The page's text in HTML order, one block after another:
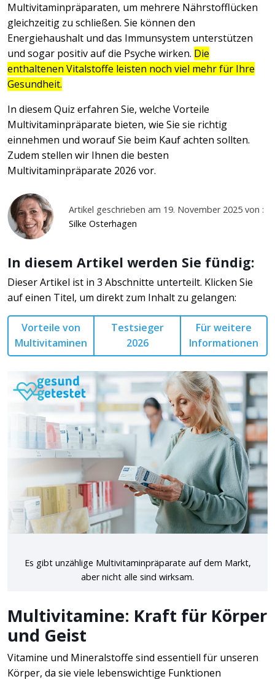
Multivitaminpräparaten, um mehrere Nährstofflücken
gleichzeitig zu schließen. Sie können den
Energiehaushalt und das Immunsystem unterstützen
und sogar positiv auf die Psyche wirken. Die
enthaltenen Vitalstoffe leisten noch viel mehr für Ihre
Gesundheit.
In diesem Quiz erfahren Sie, welche Vorteile
Multivitaminpräparate bieten, wie Sie sie richtig
einnehmen und worauf Sie beim Kauf achten sollten.
Zudem stellen wir Ihnen die besten
Multivitaminpräparate 2026 vor.
Artikel geschrieben am 19. November 2025 von :
Silke Osterhagen
In diesem Artikel werden Sie fündig:
Dieser Artikel ist in 3 Abschnitte unterteilt. Klicken Sie
auf einen Titel, um direkt zum Inhalt zu gelangen:
Vorteile von
Multivitaminen
Testsieger
2026
Für weitere
Informationen
Es gibt unzählige Multivitaminpräparate auf dem Markt,
aber nicht alle sind wirksam.
Multivitamine: Kraft für Körper
und Geist
Vitamine und Mineralstoffe sind essentiell für unseren
Körper, da sie viele lebenswichtige Funktionen